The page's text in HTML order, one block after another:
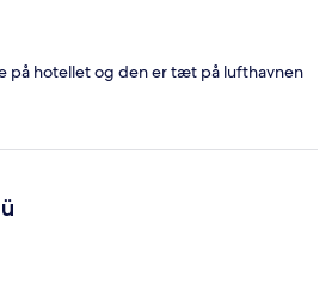
på hotellet og den er tæt på lufthavnen